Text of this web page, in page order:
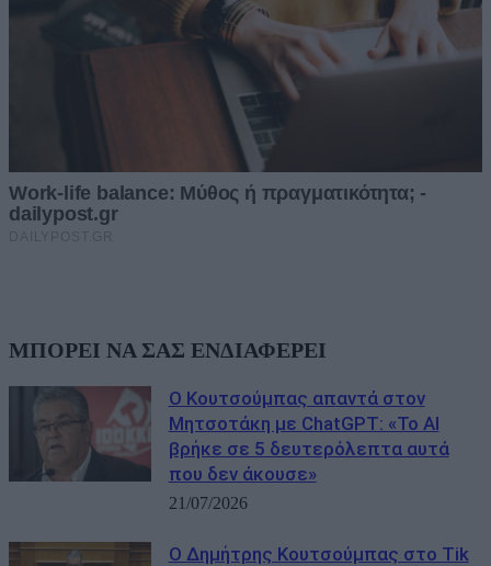
ΜΠΟΡΕΙ ΝΑ ΣΑΣ ΕΝΔΙΑΦΕΡΕΙ
Ο Κουτσούμπας απαντά στον
Μητσοτάκη με ChatGPT: «Το AI
βρήκε σε 5 δευτερόλεπτα αυτά
που δεν άκουσε»
21/07/2026
Ο Δημήτρης Κουτσούμπας στο Tik